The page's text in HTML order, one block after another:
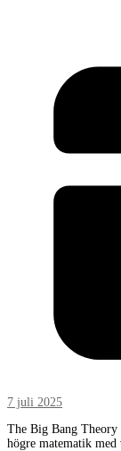
7 juli 2025
The Big Bang Theory
högre matematik med